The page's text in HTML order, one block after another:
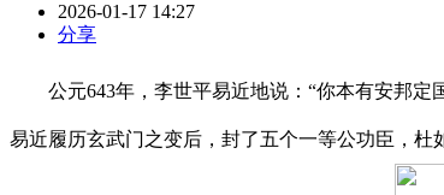
2026-01-17 14:27
分享
公元643年，李世平易近地说：“你本有安邦定
易近履历玄武门之变后，封了五个一等公功臣，